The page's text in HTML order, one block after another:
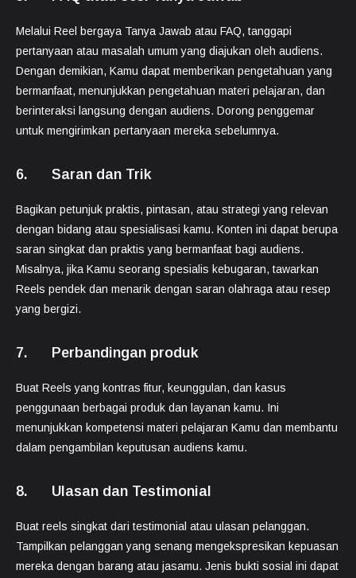
Melalui Reel bergaya Tanya Jawab atau FAQ, tanggapi
pertanyaan atau masalah umum yang diajukan oleh audiens.
Dengan demikian, Kamu dapat memberikan pengetahuan yang
bermanfaat, menunjukkan pengetahuan materi pelajaran, dan
berinteraksi langsung dengan audiens. Dorong penggemar
untuk mengirimkan pertanyaan mereka sebelumnya.
6. Saran dan Trik
Bagikan petunjuk praktis, pintasan, atau strategi yang relevan
dengan bidang atau spesialisasi kamu. Konten ini dapat berupa
saran singkat dan praktis yang bermanfaat bagi audiens.
Misalnya, jika Kamu seorang spesialis kebugaran, tawarkan
Reels pendek dan menarik dengan saran olahraga atau resep
yang bergizi.
7. Perbandingan produk
Buat Reels yang kontras fitur, keunggulan, dan kasus
penggunaan berbagai produk dan layanan kamu. Ini
menunjukkan kompetensi materi pelajaran Kamu dan membantu
dalam pengambilan keputusan audiens kamu.
8. Ulasan dan Testimonial
Buat reels singkat dari testimonial atau ulasan pelanggan.
Tampilkan pelanggan yang senang mengekspresikan kepuasan
mereka dengan barang atau jasamu. Jenis bukti sosial ini dapat